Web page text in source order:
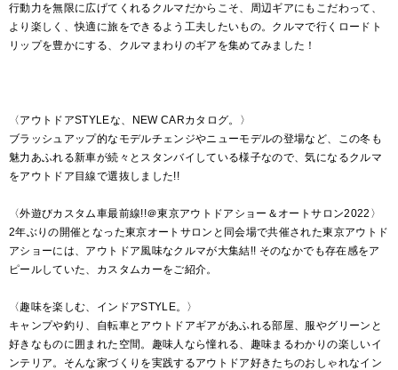
行動力を無限に広げてくれるクルマだからこそ、周辺ギアにもこだわって、
より楽しく、快適に旅をできるよう工夫したいもの。クルマで行くロードト
リップを豊かにする、クルマまわりのギアを集めてみました！
〈アウトドアSTYLEな、NEW CARカタログ。〉
ブラッシュアップ的なモデルチェンジやニューモデルの登場など、この冬も
魅力あふれる新車が続々とスタンバイしている様子なので、気になるクルマ
をアウトドア目線で選抜しました!!
〈外遊びカスタム車最前線!!＠東京アウトドアショー＆オートサロン2022〉
2年ぶりの開催となった東京オートサロンと同会場で共催された東京アウトド
アショーには、アウトドア風味なクルマが大集結!! そのなかでも存在感をア
ピールしていた、カスタムカーをご紹介。
〈趣味を楽しむ、インドアSTYLE。〉
キャンプや釣り、自転車とアウトドアギアがあふれる部屋、服やグリーンと
好きなものに囲まれた空間。趣味人なら憧れる、趣味まるわかりの楽しいイ
ンテリア。そんな家づくりを実践するアウトドア好きたちのおしゃれなイン